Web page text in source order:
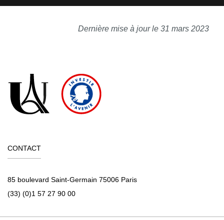
Dernière mise à jour le 31 mars 2023
CONTACT
85 boulevard Saint-Germain 75006 Paris
(33) (0)1 57 27 90 00